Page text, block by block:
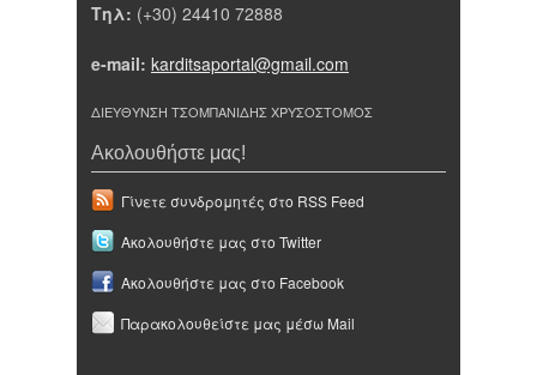
Τηλ: (+30) 24410 72888
e-mail: karditsaportal@gmail.com
ΔΙΕΥΘΥΝΣΗ ΤΣΟΜΠΑΝΙΔΗΣ ΧΡΥΣΟΣΤΟΜΟΣ
Ακολουθήστε μας!
Γίνετε συνδρομητές στο RSS Feed
Ακολουθήστε μας στο Twitter
Ακολουθήστε μας στο Facebook
Παρακολουθείστε μας μέσω Mail